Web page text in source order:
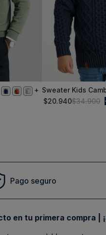
4A
Sweater Kids
$20.940$34.900
Pago seguro
en tu primera compra